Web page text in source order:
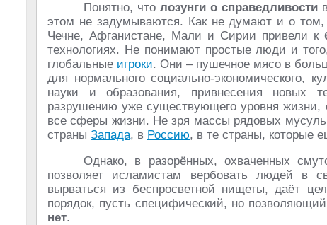
Понятно, чтолозунги о справедливости
этом не задумываются. Как не думают и о том,
Чечне, Афганистане, Мали и Сирии привели к
технологиях. Не понимают простые люди и
глобальные игроки. Они – пушечное мясо в
для нормального социально-экономического,
науки и образования, привнесения новых
разрушению уже существующего уровня жизни,
все сферы жизни. Не зря массы рядовых
страны Запада, в Россию, в те страны, которые
Однако, в разорённых, охваченных
позволяет исламистам вербовать людей в
вырваться из беспросветной нищеты, даёт
порядок, пусть специфический, но
нет.